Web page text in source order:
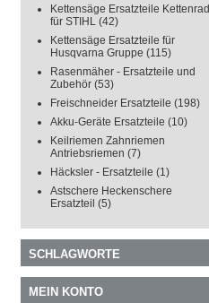
Kettensäge Ersatzteile Kettenrad
für STIHL (42)
Kettensäge Ersatzteile für
Husqvarna Gruppe (115)
Rasenmäher - Ersatzteile und
Zubehör (53)
Freischneider Ersatzteile (198)
Akku-Geräte Ersatzteile (10)
Keilriemen Zahnriemen
Antriebsriemen (7)
Häcksler - Ersatzteile (1)
Astschere Heckenschere
Ersatzteil (5)
SCHLAGWORTE
MEIN KONTO